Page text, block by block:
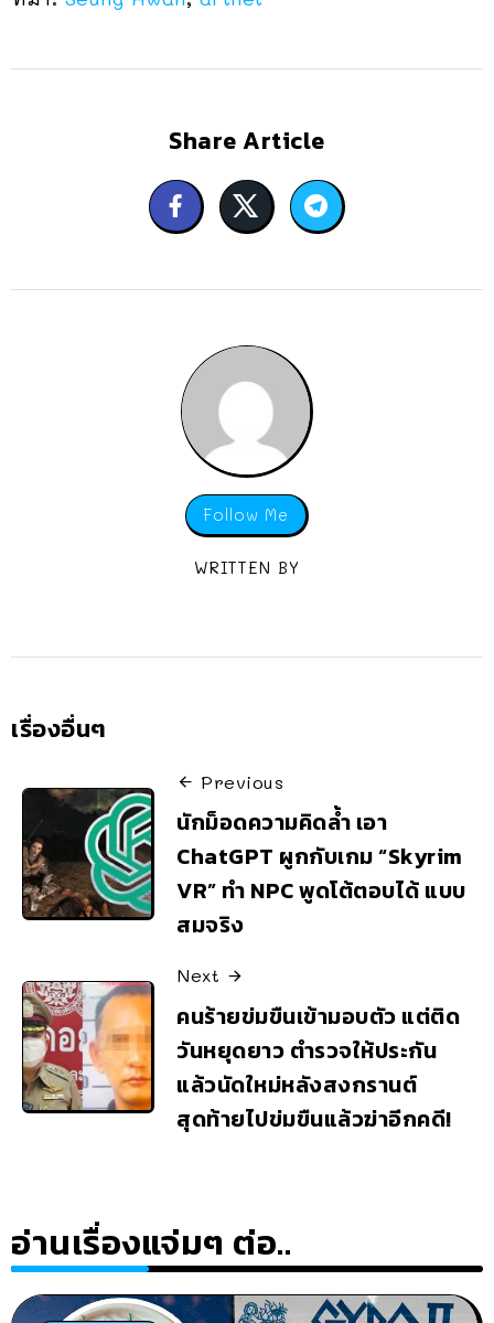
Share Article
Follow Me
WRITTEN BY
เรื่องอื่นๆ
Previous
นักม็อดความคิดล้ำ เอา
ChatGPT ผูกกับเกม “Skyrim
VR” ทำ NPC พูดโต้ตอบได้ แบบ
สมจริง
Next
คนร้ายข่มขืนเข้ามอบตัว แต่ติด
วันหยุดยาว ตำรวจให้ประกัน
แล้วนัดใหม่หลังสงกรานต์
สุดท้ายไปข่มขืนแล้วฆ่าอีกคดี!
อ่านเรื่องแจ่มๆ ต่อ..